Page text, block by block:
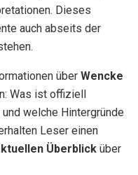
Dieses
auch abseits der
über Wencke
Was ist offiziell
welche Hintergründe
Leser einen
Überblick über